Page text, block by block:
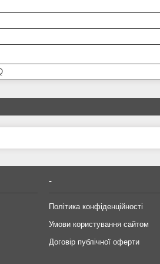
-
Політика конфіденційності
Умови користування сайтом
Договір публічної оферти